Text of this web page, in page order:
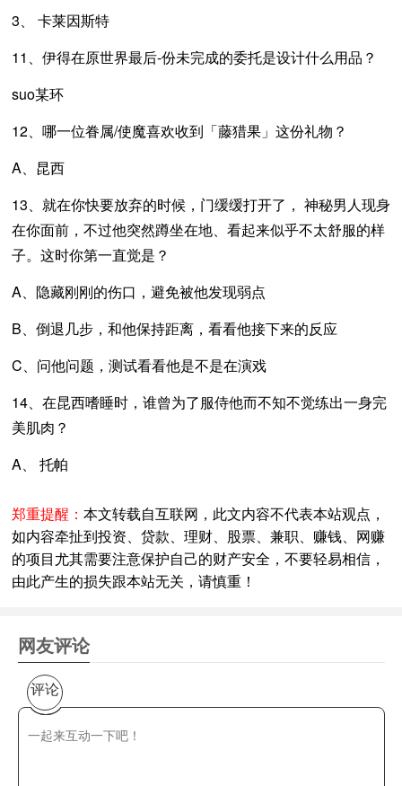
3、 卡莱因斯特
11、伊得在原世界最后-份未完成的委托是设计什么用品？
suo某环
12、哪一位眷属/使魔喜欢收到「藤猎果」这份礼物？
A、昆西
13、就在你快要放弃的时候，门缓缓打开了， 神秘男人现身
在你面前，不过他突然蹲坐在地、看起来似乎不太舒服的样
子。这时你第一直觉是？
A、隐藏刚刚的伤口，避免被他发现弱点
B、倒退几步，和他保持距离，看看他接下来的反应
C、问他问题，测试看看他是不是在演戏
14、在昆西嗜睡时，谁曾为了服侍他而不知不觉练出一身完
美肌肉？
A、 托帕
郑重提醒： 本文转载自互联网，此文内容不代表本站观点，
如内容牵扯到投资、贷款、理财、股票、兼职、赚钱、网赚
的项目尤其需要注意保护自己的财产安全，不要轻易相信，
由此产生的损失跟本站无关，请慎重！
网友评论
评论